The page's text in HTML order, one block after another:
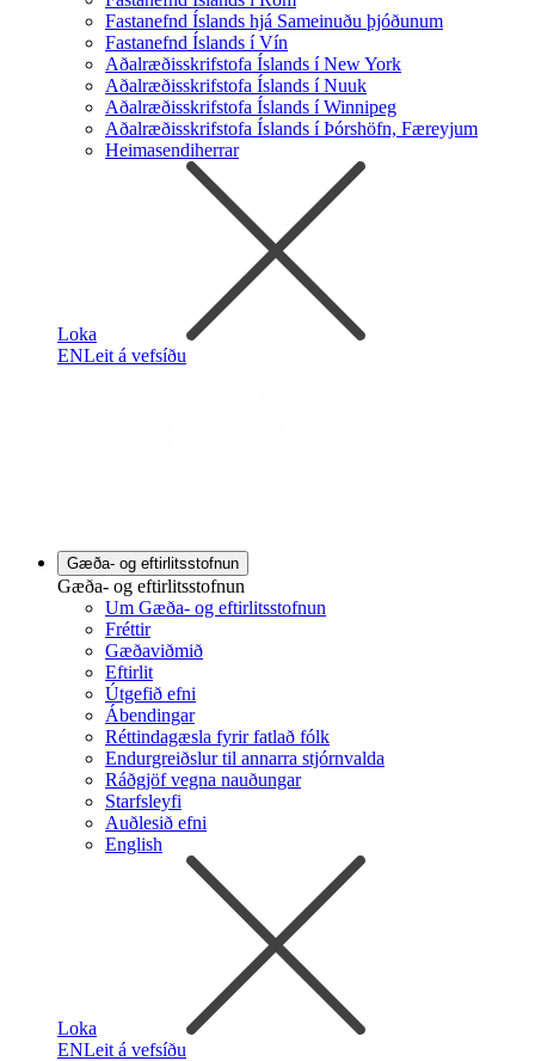
Fastanefnd Íslands hjá Sameinuðu þjóðunum
Fastanefnd Íslands í Vín
Aðalræðisskrifstofa Íslands í New York
Aðalræðisskrifstofa Íslands í Nuuk
Aðalræðisskrifstofa Íslands í Winnipeg
Aðalræðisskrifstofa Íslands í Þórshöfn, Færeyjum
Heimasendiherrar
Loka
ENLeit á vefsíðu
Gæða- og eftirlitsstofnun
Gæða- og eftirlitsstofnun
Um Gæða- og eftirlitsstofnun
Fréttir
Gæðaviðmið
Eftirlit
Útgefið efni
Ábendingar
Réttindagæsla fyrir fatlað fólk
Endurgreiðslur til annarra stjórnvalda
Ráðgjöf vegna nauðungar
Starfsleyfi
Auðlesið efni
English
Loka
ENLeit á vefsíðu